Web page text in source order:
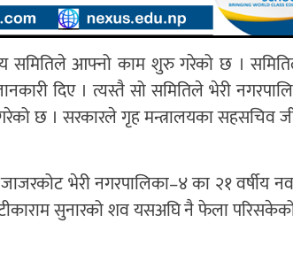
समितिले आफ्नो काम शुरु गरेको छ ।
दिए । त्यस्तै सो समितिले भेरी
छ । सरकारले गृह मन्त्रालयका सहसचिव
भेरी नगरपालिका–४ का २१ वर्षीय
सुनारको शव यसअघि नै फेला